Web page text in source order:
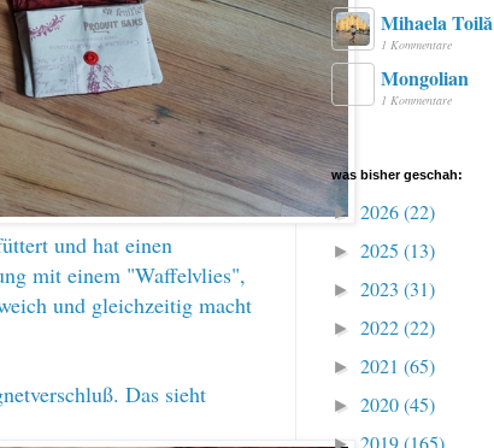
und hat einen
mit einem "Waffelvlies",
und gleichzeitig macht
Das sieht
Mihaela Toilă
1 Kommentare
Mongolian
1 Kommentare
was bisher geschah:
► 2026(22)
► 2025 (13)
► 2023 (31)
► 2022(22)
► 2021 (65)
► 2020(45)